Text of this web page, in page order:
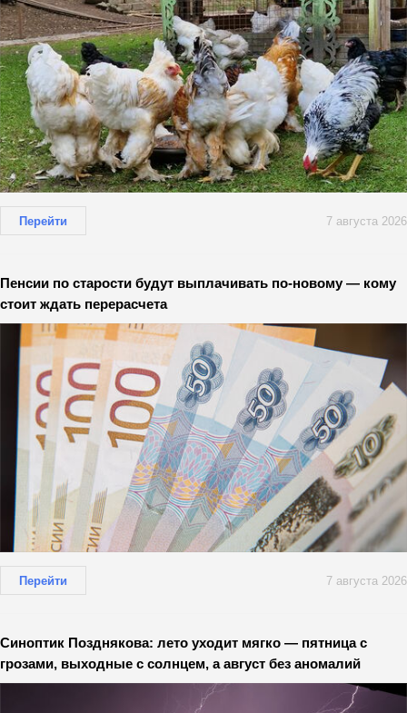
Перейти 7 августа 2026
Пенсии по старости будут выплачивать по-новому — кому
стоит ждать перерасчета
Перейти 7 августа 2026
Синоптик Позднякова: лето уходит мягко — пятница с
грозами, выходные с солнцем, а август без аномалий